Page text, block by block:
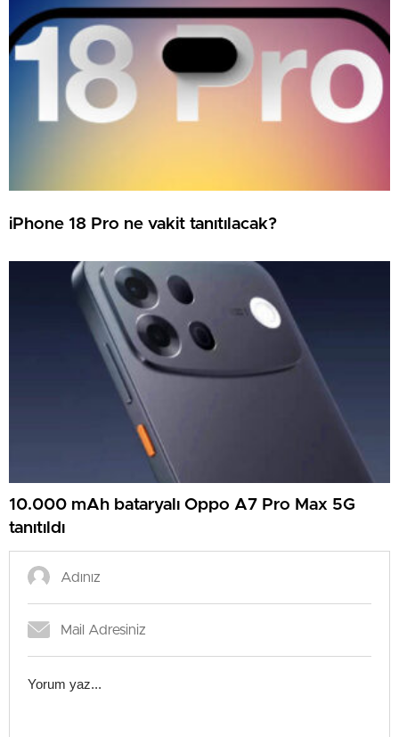
iPhone 18 Pro ne vakit tanıtılacak?
10.000 mAh bataryalı Oppo A7 Pro Max 5G
tanıtıldı